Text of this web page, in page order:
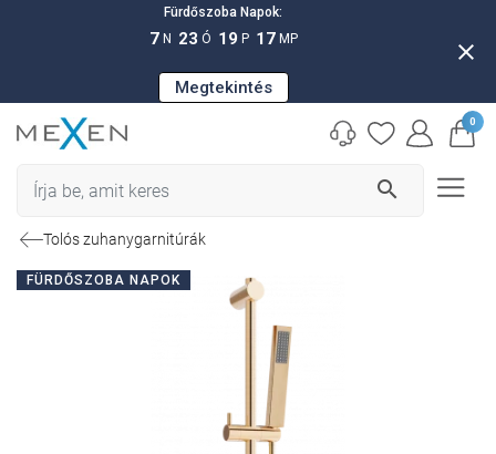
Fürdőszoba Napok:
7 N 23 Ó 19 P 15 MP
Megtekintés
close
search
0
Tolós zuhanygarnitúrák
FÜRDŐSZOBA NAPOK